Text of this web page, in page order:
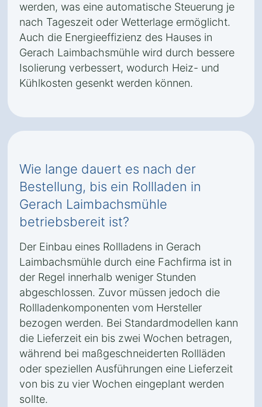
werden, was eine automatische Steuerung je
nach Tageszeit oder Wetterlage ermöglicht.
Auch die Energieeffizienz des Hauses in
Gerach Laimbachsmühle wird durch bessere
Isolierung verbessert, wodurch Heiz- und
Kühlkosten gesenkt werden können.
Wie lange dauert es nach der
Bestellung, bis ein Rollladen in
Gerach Laimbachsmühle
betriebsbereit ist?
Der Einbau eines Rollladens in Gerach
Laimbachsmühle durch eine Fachfirma ist in
der Regel innerhalb weniger Stunden
abgeschlossen. Zuvor müssen jedoch die
Rollladenkomponenten vom Hersteller
bezogen werden. Bei Standardmodellen kann
die Lieferzeit ein bis zwei Wochen betragen,
während bei maßgeschneiderten Rollläden
oder speziellen Ausführungen eine Lieferzeit
von bis zu vier Wochen eingeplant werden
sollte.